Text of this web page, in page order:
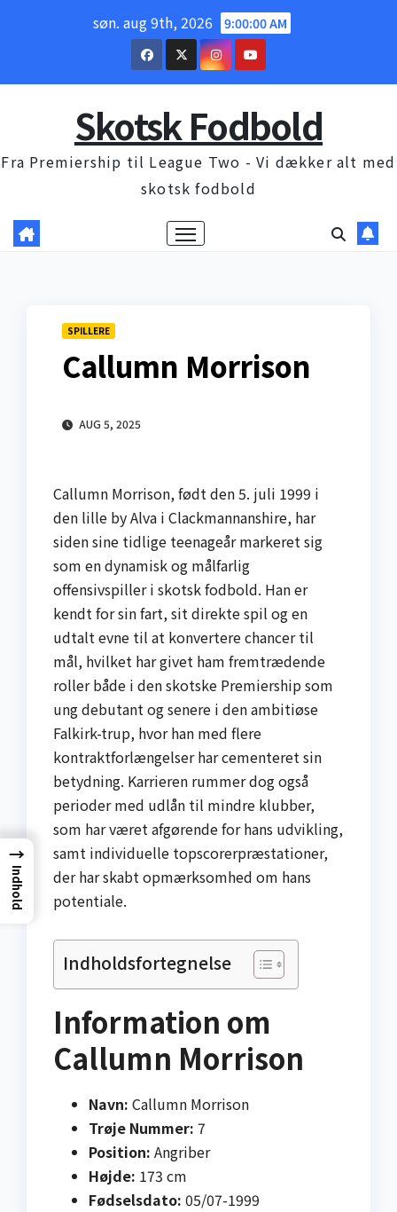
søn. aug 9th, 2026 9:00:01 AM
Skotsk Fodbold
Fra Premiership til League Two - Vi dækker alt med
skotsk fodbold
SPILLERE
Callumn Morrison
AUG 5, 2025
Callumn Morrison, født den 5. juli 1999 i
den lille by Alva i Clackmannanshire, har
siden sine tidlige teenageår markeret sig
som en dynamisk og målfarlig
offensivspiller i skotsk fodbold. Han er
kendt for sin fart, sit direkte spil og en
udtalt evne til at konvertere chancer til
mål, hvilket har givet ham fremtrædende
roller både i den skotske Premiership som
ung debutant og senere i den ambitiøse
Falkirk-trup, hvor han med flere
kontraktforlængelser har cementeret sin
betydning. Karrieren rummer dog også
perioder med udlån til mindre klubber,
som har været afgørende for hans udvikling,
samt individuelle topscorerpræstationer,
der har skabt opmærksomhed om hans
potentiale.
Indholdsfortegnelse
Information om
Callumn Morrison
Navn: Callumn Morrison
Trøje Nummer: 7
Position: Angriber
Højde: 173 cm
Fødselsdato: 05/07-1999
→
Indhold